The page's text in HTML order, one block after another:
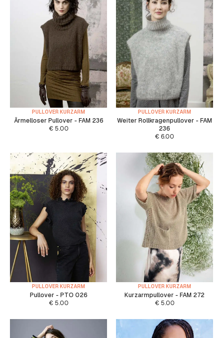
PULLOVER KURZARM
Ärmelloser Pullover - FAM 236
€5.00
PULLOVER KURZARM
Weiter Rollkragenpullover - FAM
236
€ 6.00
PULLOVER KURZARM
Pullover - PTO 026
€5.00
PULLOVER KURZARM
Kurzarmpullover - FAM 272
€5.00